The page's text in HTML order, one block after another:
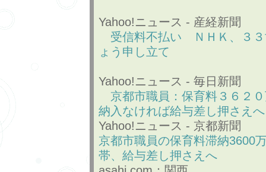
Yahoo!ニュース - 産経新聞
受信料不払い ＮＨＫ、３
ょう申し立て
Yahoo!ニュース - 毎日新聞
京都市職員：保育料３６２
納入なければ給与差し押さえ
Yahoo!ニュース - 京都新聞
京都市職員の保育料滞納3600
帯、給与差し押さえへ